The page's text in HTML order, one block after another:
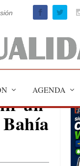
AGENDA
un